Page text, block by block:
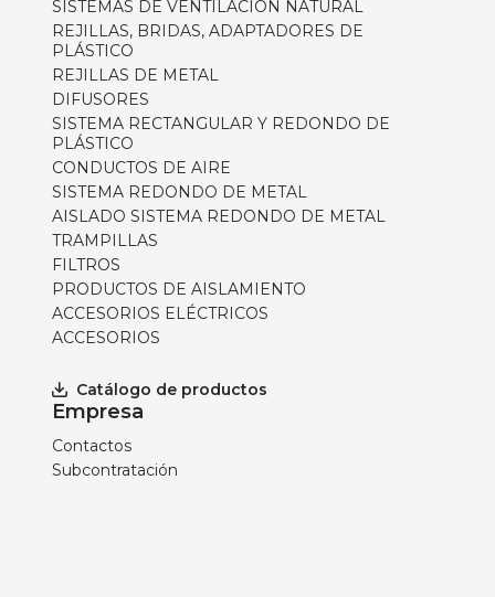
SISTEMAS DE VENTILACIÓN NATURAL
REJILLAS, BRIDAS, ADAPTADORES DE
PLÁSTICO
REJILLAS DE METAL
DIFUSORES
SISTEMA RECTANGULAR Y REDONDO DE
PLÁSTICO
CONDUCTOS DE AIRE
SISTEMA REDONDO DE METAL
AISLADO SISTEMA REDONDO DE METAL
TRAMPILLAS
FILTROS
PRODUCTOS DE AISLAMIENTO
ACCESORIOS ELÉCTRICOS
ACCESORIOS
Catálogo de productos
Empresa
Contactos
Subcontratación